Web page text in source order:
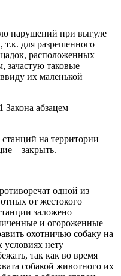
нарушений при выгуле
т.к. для разрешенного
расположенных
зачастую таковые
их маленькой
Закона абзацем
на территории
– закрыть.
одной из
от жестокого
заложено
и огороженные
охотничью собаку на
условиях нету
так как во время
собакой животного их